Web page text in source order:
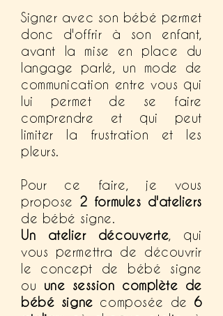
Signer avec son bébé permet
donc d'offrir à son enfant,
avant la mise en place du
langage parlé, un mode de
communication entre vous qui
lui permet de se faire
comprendre et qui peut
limiter la frustration et les
pleurs.
Pour ce faire, je vous
propose 2 formules d'ateliers
de bébé signe.
Un atelier découverte , qui
vous permettra de découvrir
le concept de bébé signe
ou une session complète de
bébé signe composée de 6